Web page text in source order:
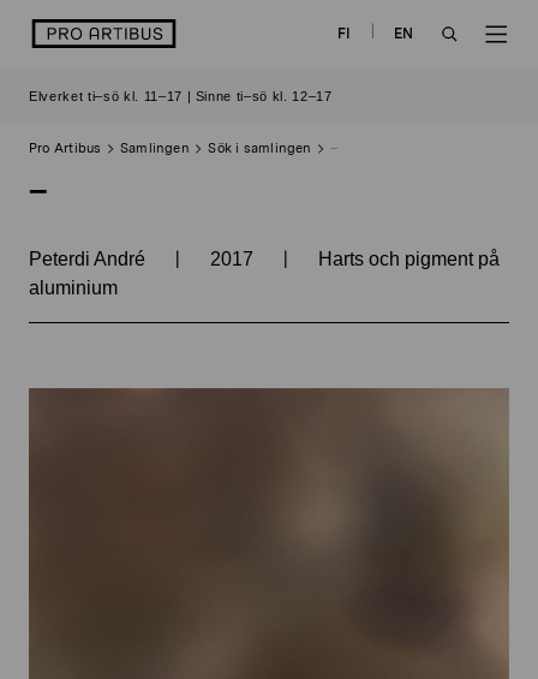
logo FI
EN
Elverket ti–sö kl. 11–17 | Sinne ti–sö kl. 12–17
Pro Artibus Samlingen Sök i samlingen –
–
Peterdi André | 2017 |
Harts och pigment på
aluminium